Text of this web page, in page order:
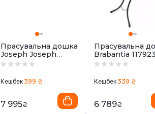
Прасувальна дошка
Joseph Joseph
50010
Кешбек399 ₴
7 995₴
Прасувальна
Brabantia 117923
Кешбек339 ₴
6 789₴